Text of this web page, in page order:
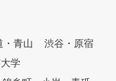
・青山
渋谷・原宿
学